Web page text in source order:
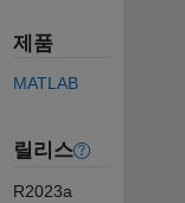
제품
MATLAB
릴리스
R2023a